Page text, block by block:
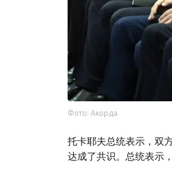
Фото: Акорда
托卡耶夫总统表示，双
达成了共识。总统表示